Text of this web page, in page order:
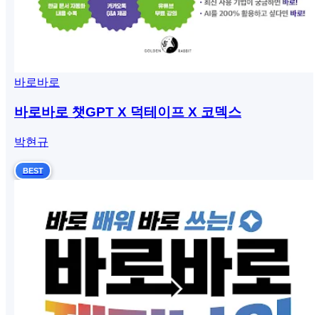
바로바로
바로바로 챗GPT X 덕테이프 X 코덱스
박현규
BEST